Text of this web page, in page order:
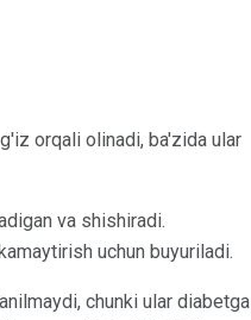
orqali olinadi, ba'zida ular
va shishiradi.
uchun buyuriladi.
chunki ular diabetga